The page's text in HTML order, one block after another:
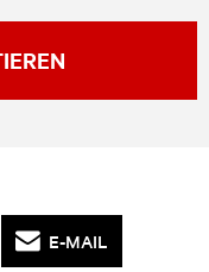
E-MAIL